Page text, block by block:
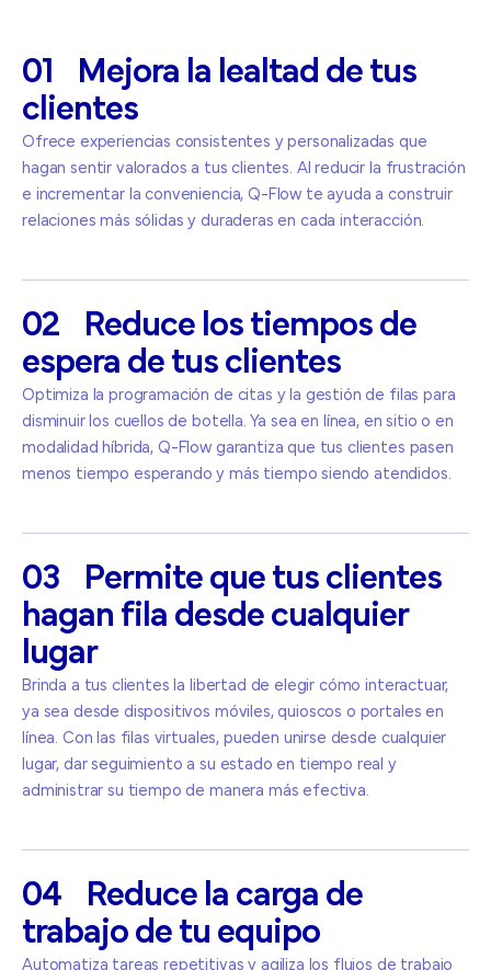
01 Mejora la lealtad de tus
clientes
Ofrece experiencias consistentes y personalizadas que
hagan sentir valorados a tus clientes. Al reducir la frustración
e incrementar la conveniencia, Q-Flow te ayuda a construir
relaciones más sólidas y duraderas en cada interacción.
02 Reduce los tiempos de
espera de tus clientes
Optimiza la programación de citas y la gestión de filas para
disminuir los cuellos de botella. Ya sea en línea, en sitio o en
modalidad híbrida, Q-Flow garantiza que tus clientes pasen
menos tiempo esperando y más tiempo siendo atendidos.
03 Permite que tus clientes
hagan fila desde cualquier
lugar
Brinda a tus clientes la libertad de elegir cómo interactuar,
ya sea desde dispositivos móviles, quioscos o portales en
línea. Con las filas virtuales, pueden unirse desde cualquier
lugar, dar seguimiento a su estado en tiempo real y
administrar su tiempo de manera más efectiva.
04 Reduce la carga de
trabajo de tu equipo
Automatiza tareas repetitivas y agiliza los flujos de trabajo